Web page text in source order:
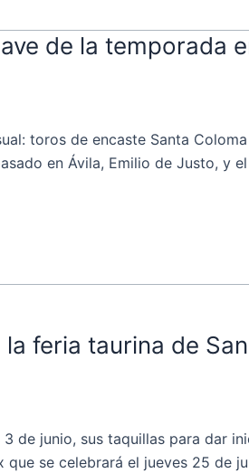
de la temporada
toros de encaste Santa
en Ávila, Emilio de Justo, y
feria taurina de
de junio, sus taquillas para dar
se celebrará el jueves 25 de